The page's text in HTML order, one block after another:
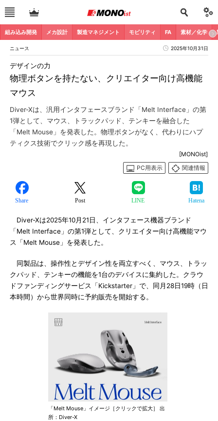
組み込み開発 メカ設計 製造マネジメント モビリティ FA 素材／化学
ニュース 2025年10月31日
物理ボタンを持たない、クリエイター向け高機能
マウス
デザインの力
Diver-Xは、汎用インタフェースブランド「Melt Interface」の第
1弾として、マウス、トラックパッド、テンキーを融合した
「Melt Mouse」を発表した。物理ボタンがなく、代わりにハプ
ティクス技術でクリック感を再現した。
[MONOist]
PC用表示
関連情報
Share Post LINE Hatena
Diver-Xは2025年10月21日、インタフェース機器ブランド
「Melt Interface」の第1弾として、クリエイター向け高機能マウ
ス「Melt Mouse」を発表した。
同製品は、操作性とデザイン性を両立すべく、マウス、トラッ
クパッド、テンキーの機能を1台のデバイスに集約した。クラウ
ドファンディングサービス「Kickstarter」で、同月28日19時（日
本時間）から世界同時に予約販売を開始する。
「Melt Mouse」イメージ［クリックで拡大］ 出
所：Diver-X